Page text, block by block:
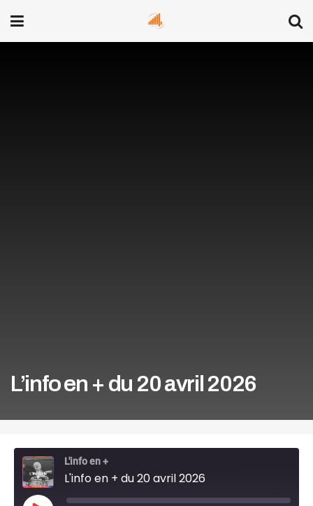
L’info en + du 20 avril 2026
L'info en +
L'info en + du 20 avril 2026